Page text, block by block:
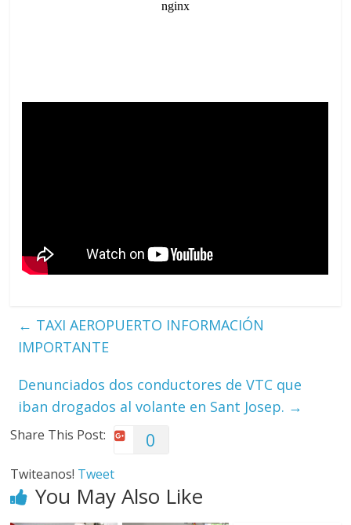
← TAXI AEROPUERTO INFORMACIÓN
IMPORTANTE
Denunciados dos conductores de VTC que
iban drogados al volante en Sant Josep. →
Share This Post: 0
Twiteanos! Tweet
You May Also Like